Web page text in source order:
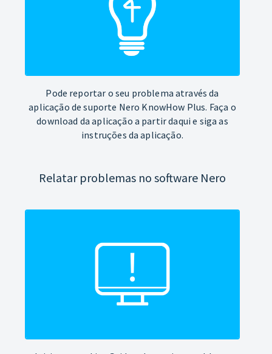
Pode reportar o seu problema através da
aplicação de suporte Nero KnowHow Plus. Faça o
download da aplicação a partir daqui e siga as
instruções da aplicação.
Relatar problemas no software Nero